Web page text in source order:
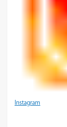
Instagram